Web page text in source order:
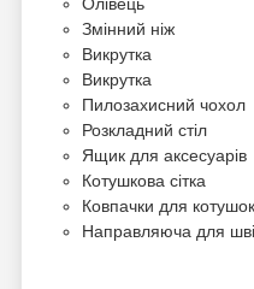
Змінний ніж
Викрутка
Викрутка
Пилозахисний чохол
Розкладний стіл
Ящик для аксесуарів
Котушкова сітка
Ковпачки для котушок
Направляюча для